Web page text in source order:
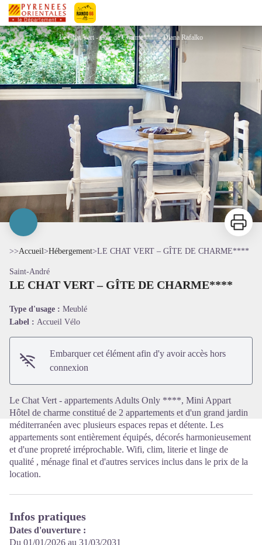
Pyrénées-Orientales Le Département
LE CHAT VERT – GÎTE DE CHARME****
Le Chat Vert - Gîte de Charme**** - Diana Rafalko
Imprimer
>>Accueil>Hébergement>LE CHAT VERT – GÎTE DE CHARME****
Saint-André
LE CHAT VERT – GÎTE DE CHARME****
Type d'usage : Meublé
Label : Accueil Vélo
Embarquer cet élément afin d'y avoir accès hors
connexion
Le Chat Vert - appartements Adults Only ****, Mini Appart
Hôtel de charme constitué de 2 appartements et d'un grand jardin
méditerranéen avec plusieurs espaces repas et détente. Les
appartements sont entièrement équipés, décorés harmonieusement
et d'une propreté irréprochable. Wifi, clim, literie et linge de
qualité , ménage final et d'autres services inclus dans le prix de la
location.
Infos pratiques
Dates d'ouverture :
Du 01/01/2026 au 31/03/2031